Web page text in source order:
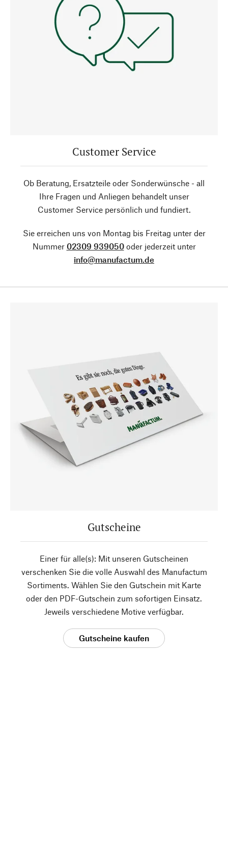
Customer Service
Ob Beratung, Ersatzteile oder Sonderwünsche - all
Ihre Fragen und Anliegen behandelt unser
Customer Service persönlich und fundiert.
Sie erreichen uns von Montag bis Freitag unter der
Nummer 02309 939050oder jederzeit unter
info@manufactum.de
Gutscheine
Einer für alle(s): Mit unseren Gutscheinen
verschenken Sie die volle Auswahl des Manufactum
Sortiments. Wählen Sie den Gutschein mit Karte
oder den PDF-Gutschein zum sofortigen Einsatz.
Jeweils verschiedene Motive verfügbar.
Gutscheine kaufen